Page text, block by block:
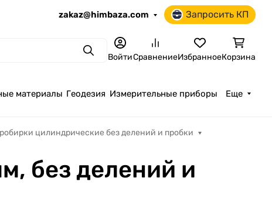
zakaz@himbaza.com Запросить КП
ПоискВойтиСравнениеИзбранноеКорзина
материалы Геодезия Измерительные приборы Еще
цилиндрические без делений и пробки
без делений и